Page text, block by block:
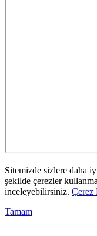
Sitemizde sizlere daha
şekilde çerezler
inceleyebilirsiniz. Çerez
Tamam